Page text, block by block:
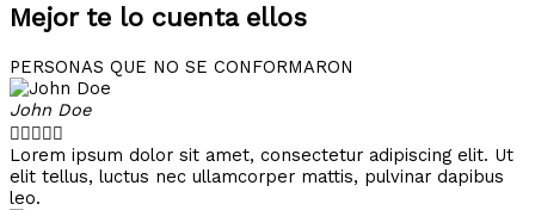
Mejor te lo cuenta ellos
PERSONAS QUE NO SE CONFORMARON
John Doe

Lorem ipsum dolor sit amet, consectetur adipiscing elit. Ut
elit tellus, luctus nec ullamcorper mattis, pulvinar dapibus
leo.